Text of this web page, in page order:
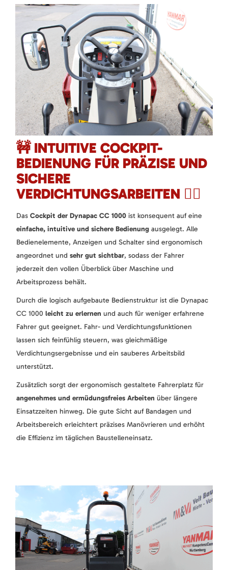
🚧 INTUITIVE COCKPIT-
BEDIENUNG FÜR PRÄZISE UND
SICHERE
VERDICHTUNGSARBEITEN 👷‍♂️
Das Cockpit der Dynapac CC 1000 ist konsequent auf eine
einfache, intuitive und sichere Bedienung ausgelegt. Alle
Bedienelemente, Anzeigen und Schalter sind ergonomisch
angeordnet und sehr gut sichtbar, sodass der Fahrer
jederzeit den vollen Überblick über Maschine und
Arbeitsprozess behält.
Durch die logisch aufgebaute Bedienstruktur ist die Dynapac
CC 1000 leicht zu erlernen und auch für weniger erfahrene
Fahrer gut geeignet. Fahr- und Verdichtungsfunktionen
lassen sich feinfühlig steuern, was gleichmäßige
Verdichtungsergebnisse und ein sauberes Arbeitsbild
unterstützt.
Zusätzlich sorgt der ergonomisch gestaltete Fahrerplatz für
angenehmes und ermüdungsfreies Arbeiten über längere
Einsatzzeiten hinweg. Die gute Sicht auf Bandagen und
Arbeitsbereich erleichtert präzises Manövrieren und erhöht
die Effizienz im täglichen Baustelleneinsatz.